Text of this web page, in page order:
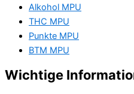
Alkohol MPU
THC MPU
Punkte MPU
BTM MPU
Wichtige